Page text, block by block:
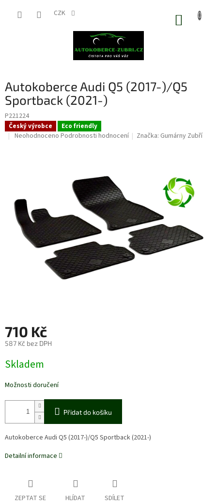
CZK
Autokoberce Audi Q5 (2017-)/Q5
Sportback (2021-)
P221224
Český výrobce Eco friendly
Průměrné
hvězdiček.
Neohodnoceno Podrobnosti hodnocení Značka: Gumárny Zubří
710 Kč
587 Kč bez DPH
cena:
Skladem
Možnosti doručení
Přidat do košíku
Autokoberce Audi Q5 (2017-)/Q5 Sportback (2021-)
Detailní informace
ZEPTAT SE HLÍDAT SDÍLET